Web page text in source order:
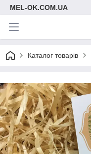
MEL-OK.COM.UA
Каталог товарів